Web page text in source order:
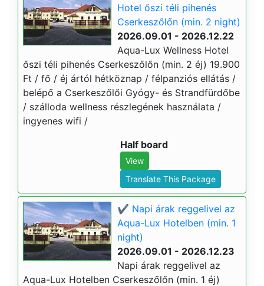
Hotel őszi téli pihenés
Cserkeszőlőn (min. 2 night)
2026.09.01 - 2026.12.22
Aqua-Lux Wellness Hotel
őszi téli pihenés Cserkeszőlőn (min. 2 éj) 19.900
Ft / fő / éj ártól hétköznap / félpanziós ellátás /
belépő a Cserkeszőlői Gyógy- és Strandfürdőbe
/ szálloda wellness részlegének használata /
ingyenes wifi /
Half board
View
Translate This Package
✔️ Napi árak reggelivel az
Aqua-Lux Hotelben (min. 1
night)
2026.09.01 - 2026.12.23
Napi árak reggelivel az
Aqua-Lux Hotelben Cserkeszőlőn (min. 1 éj)